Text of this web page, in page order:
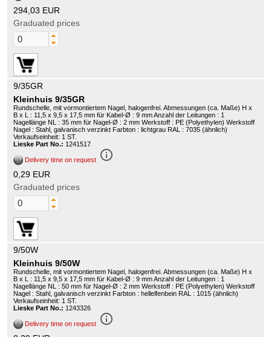
294,03 EUR
Graduated prices
9/35GR
Kleinhuis 9/35GR
Rundschelle, mit vormontiertem Nagel, halogenfrei. Abmessungen (ca. Maße) H x
B x L : 11,5 x 9,5 x 17,5 mm für Kabel-Ø : 9 mm Anzahl der Leitungen : 1
Nagellänge NL : 35 mm für Nagel-Ø : 2 mm Werkstoff : PE (Polyethylen) Werkstoff
Nagel : Stahl, galvanisch verzinkt Farbton : lichtgrau RAL : 7035 (ähnlich)
Verkaufseinheit: 1 ST.
Lieske Part No.: 1241517
Delivery time on request info_outline
0,29 EUR
Graduated prices
9/50W
Kleinhuis 9/50W
Rundschelle, mit vormontiertem Nagel, halogenfrei. Abmessungen (ca. Maße) H x
B x L : 11,5 x 9,5 x 17,5 mm für Kabel-Ø : 9 mm Anzahl der Leitungen : 1
Nagellänge NL : 50 mm für Nagel-Ø : 2 mm Werkstoff : PE (Polyethylen) Werkstoff
Nagel : Stahl, galvanisch verzinkt Farbton : hellelfenbein RAL : 1015 (ähnlich)
Verkaufseinheit: 1 ST.
Lieske Part No.: 1243326
Delivery time on request info_outline